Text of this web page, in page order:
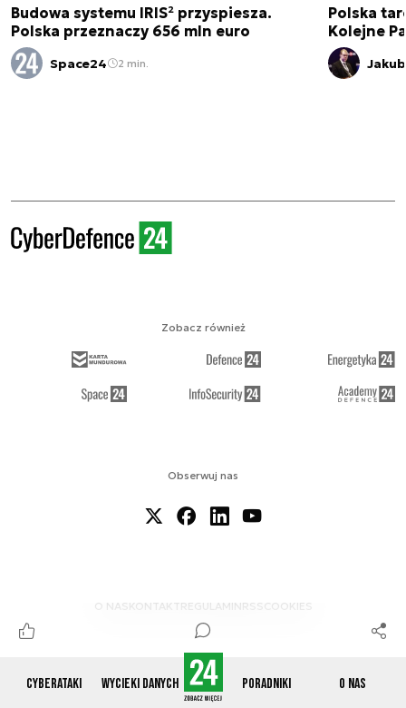
Cyberataki Wycieki danych Poradniki O nas
Budowa systemu IRIS² przyspiesza.
Polska przeznaczy 656 mln euro
Space24 2 min.
Polska
Kolejne
Obserwuj nas
O NAS KONTAKTREGULAMINRSS COOKIES
Zobacz również
© 2012-2026 CYBERDEFENCE24